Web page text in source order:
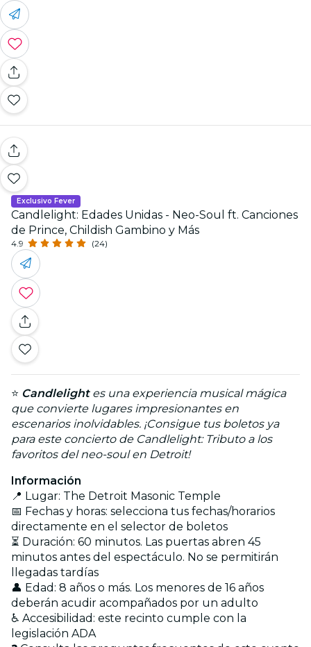
Exclusivo Fever
Candlelight: Edades Unidas - Neo-Soul ft. Canciones
de Prince, Childish Gambino y Más
4.9 (24)
⭐ Candlelightes una experiencia musical mágica
que convierte lugares impresionantes en
escenarios inolvidables. ¡Consigue tus boletos ya
para este concierto de Candlelight: Tributo a los
favoritos del neo-soul en Detroit!
Información
📍 Lugar: The Detroit Masonic Temple
📅 Fechas y horas: selecciona tus fechas/horarios
directamente en el selector de boletos
⏳ Duración: 60 minutos. Las puertas abren 45
minutos antes del espectáculo. No se permitirán
llegadas tardías
👤 Edad: 8 años o más. Los menores de 16 años
deberán acudir acompañados por un adulto
♿ Accesibilidad: este recinto cumple con la
legislación ADA